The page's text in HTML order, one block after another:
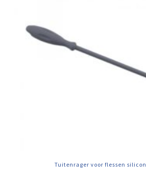
Tuitenrager voor flessen